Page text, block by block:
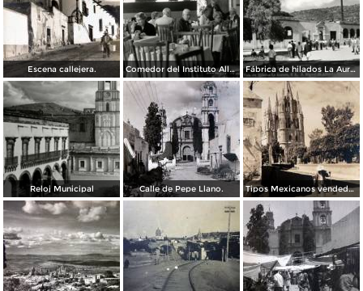
Escena callejera. Comedor del Instituto Allende Fábrica de hilados La Aurora
Reloj Municipal Calle de Pepe Llano. Tipos Mexicanos vendedor de agua. ( Circulada el 14 de Octubre de 1942 ).